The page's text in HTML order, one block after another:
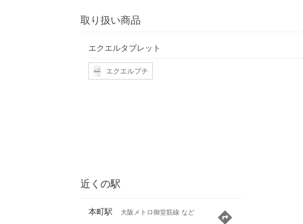
取り扱い商品
エクエルタブレット
エクエルプチ
近くの駅
本町駅 大阪メトロ御堂筋線 など